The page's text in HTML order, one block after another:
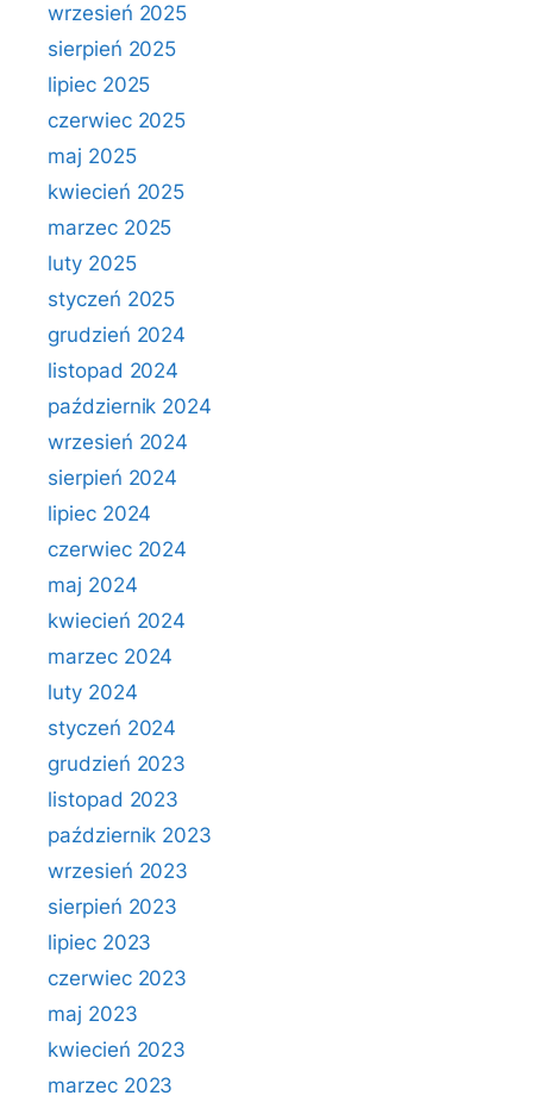
wrzesień 2025
sierpień 2025
lipiec 2025
czerwiec 2025
maj 2025
kwiecień 2025
marzec 2025
luty 2025
styczeń 2025
grudzień 2024
listopad 2024
październik 2024
wrzesień 2024
sierpień 2024
lipiec 2024
czerwiec 2024
maj 2024
kwiecień 2024
marzec 2024
luty 2024
styczeń 2024
grudzień 2023
listopad 2023
październik 2023
wrzesień 2023
sierpień 2023
lipiec 2023
czerwiec 2023
maj 2023
kwiecień 2023
marzec 2023